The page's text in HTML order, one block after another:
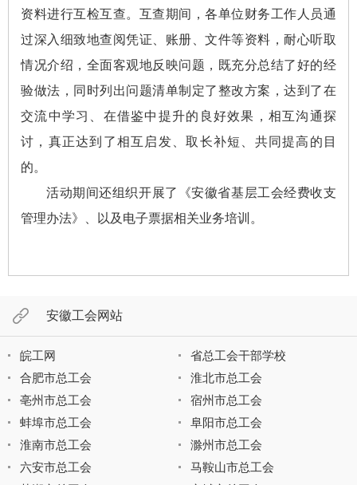
资料进行互检互查。互查期间，各单位财务工作人员通
过深入细致地查阅凭证、账册、文件等资料，耐心听取
情况介绍，全面客观地反映问题，既充分总结了好的经
验做法，同时列出问题清单制定了整改方案，达到了在
交流中学习、在借鉴中提升的良好效果，相互沟通探
讨，真正达到了相互启发、取长补短、共同提高的目
的。
活动期间还组织开展了《安徽省基层工会经费收支
管理办法》、以及电子票据相关业务培训。
安徽工会网站
皖工网
省总工会干部学校
合肥市总工会
淮北市总工会
亳州市总工会
宿州市总工会
蚌埠市总工会
阜阳市总工会
淮南市总工会
滁州市总工会
六安市总工会
马鞍山市总工会